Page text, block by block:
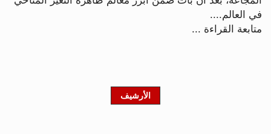
في العالم....
متابعة القراءة ...
الأرشيف